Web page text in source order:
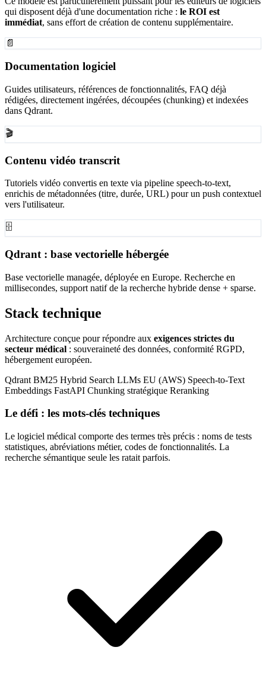
qui disposent déjà d'une documentation riche : le ROI est
immédiat, sans effort de création de contenu supplémentaire.
📄
Documentation logiciel
Guides utilisateurs, références de fonctionnalités, FAQ déjà
rédigées, directement ingérées, découpées (chunking) et indexées
dans Qdrant.
🎬
Contenu vidéo transcrit
Tutoriels vidéo convertis en texte via pipeline speech-to-text,
enrichis de métadonnées (titre, durée, URL) pour un push contextuel
vers l'utilisateur.
🗄️
Qdrant : base vectorielle hébergée
Base vectorielle managée, déployée en Europe. Recherche en
millisecondes, support natif de la recherche hybride dense + sparse.
Stack technique
Architecture conçue pour répondre aux exigences strictes du
secteur médical : souveraineté des données, conformité RGPD,
hébergement européen.
Qdrant BM25 Hybrid Search LLMs EU (AWS) Speech-to-Text
Embeddings FastAPI Chunking stratégique Reranking
Le défi : les mots-clés techniques
Le logiciel médical comporte des termes très précis : noms de tests
statistiques, abréviations métier, codes de fonctionnalités. La
recherche sémantique seule les ratait parfois.